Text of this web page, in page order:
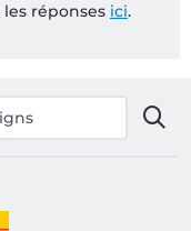
les réponses ici.